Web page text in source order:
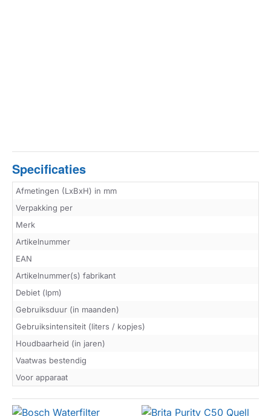
Specificaties
Afmetingen (LxBxH) in mm
Verpakking per
Merk
Artikelnummer
EAN
Artikelnummer(s) fabrikant
Debiet (lpm)
Gebruiksduur (in maanden)
Gebruiksintensiteit (liters / kopjes)
Houdbaarheid (in jaren)
Vaatwas bestendig
Voor apparaat